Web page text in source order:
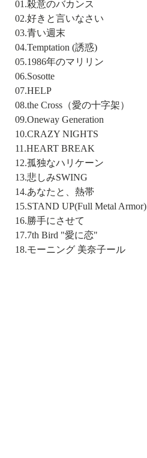
01.殺意のバカンス
02.好きと言いなさい
03.青い週末
04.Temptation (誘惑)
05.1986年のマリリン
06.Sosotte
07.HELP
08.the Cross（愛の十字架）
09.Oneway Generation
10.CRAZY NIGHTS
11.HEART BREAK
12.孤独なハリケーン
13.悲しみSWING
14.あなたと、熱帯
15.STAND UP(Full Metal Armor)
16.勝手にさせて
17.7th Bird "愛に恋"
18.モーニング 美奈子ール